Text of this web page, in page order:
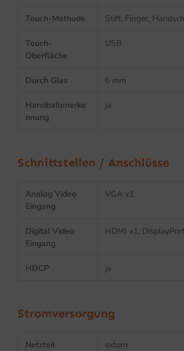
Touch-Methode Stift, Finger,
Touch-
Oberfläche
USB
Durch Glas 6 mm
Handballenerke
nnung
ja
Schnittstellen / Anschlüsse
Analog Video
Eingang
VGA x1
Digital Video
Eingang
HDMI x1,
HDCP ja
Stromversorgung
Netzteil extern